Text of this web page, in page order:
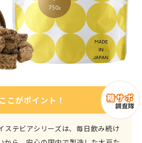
ここがポイント！
ステビアシリーズは、毎日飲み続け